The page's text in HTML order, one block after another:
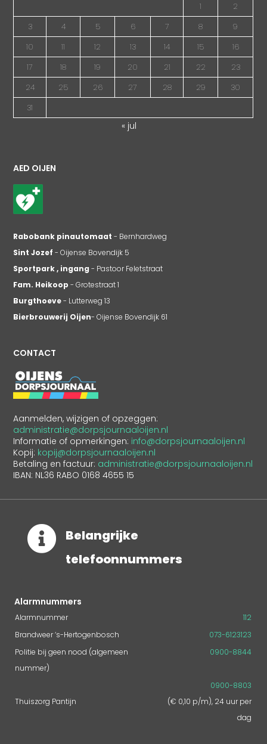
1
2
3
4 5 6 7 8
9
10
11 12 13 14 15
16
17
18 19 20 21 22
23
24
25 26 27 28 29
30
31
« jul
AED OIJEN
Rabobank pinautomaat - Bernhardweg
Sint Jozef - Oijense Bovendijk 5
Sportpark , ingang - Pastoor Feletstraat
Fam. Heikoop - Grotestraat 1
Burgthoeve- Lutterweg 13
Bierbrouwerij Oijen- Oijense Bovendijk 61
CONTACT
Aanmelden, wijzigen of opzeggen:
administratie@dorpsjournaaloijen.nl
Informatie of opmerkingen: info@dorpsjournaaloijen.nl
Kopij: kopij@dorpsjournaaloijen.nl
Betaling en factuur: administratie@dorpsjournaaloijen.nl
IBAN: NL36 RABO 0168 4655 15

Belangrijke
telefoonnummers
Alarmnummers
Alarmnummer
112
Brandweer ‘s-Hertogenbosch
073-6123123
Politie bij geen nood (algemeen
nummer)
0900-8844
Thuiszorg Pantijn
0900-8803
(€ 0,10 p/m), 24 uur per
dag